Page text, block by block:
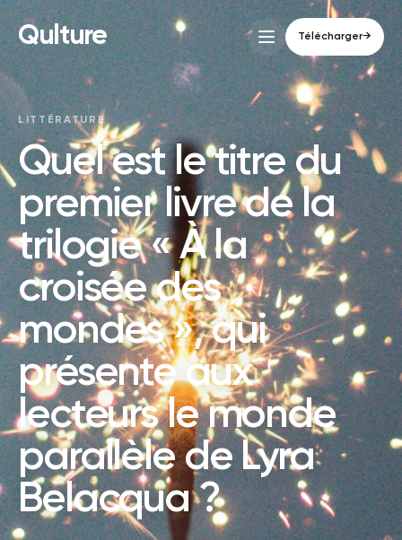
Qulture Télécharger→
LITTÉRATURE
Quel est le titre du
premier livre de la
trilogie « À la
croisée des
mondes », qui
présente aux
lecteurs le monde
parallèle de Lyra
Belacqua ?